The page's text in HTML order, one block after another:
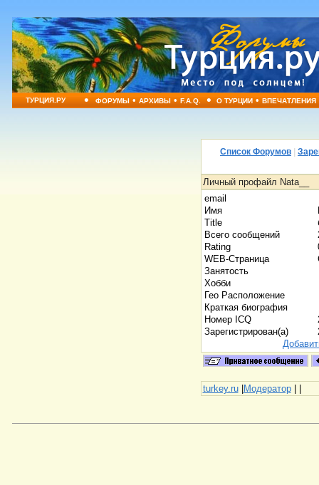
ТУРЦИЯ.РУ • ФОРУМЫ•АРХИВЫ•F.A.Q. • О ТУРЦИИ•ВПЕЧАТЛЕНИЯ
Список Форумов
Личный профайл Nata__
email
Имя
Title
Всего сообщений
Rating
WEB-Страница
Занятость
Хобби
Гео Расположение
Краткая биография
Номер ICQ
Зарегистрирован(а)
turkey.ru|Модератор| |